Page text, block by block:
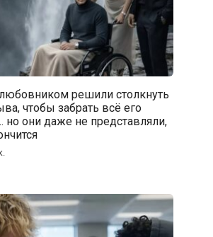
решили столкнуть
чтобы забрать всё его
но они даже не представляли,